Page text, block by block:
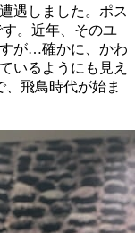
遇しました。ポス
。近年、そのユ
が…確かに、かわ
いるようにも見え
飛鳥時代が始ま